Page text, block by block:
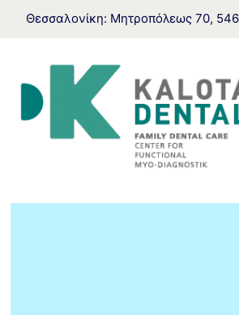
Θεσσαλονίκη: Μητροπόλεως 70,